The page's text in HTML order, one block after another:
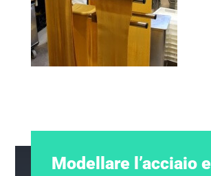
Modellare l’acciaio e